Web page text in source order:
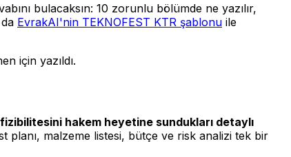
bulacaksın: 10 zorunlu bölümde ne yazılır,
EvrakAI'nin TEKNOFEST KTR şablonu ile
için yazıldı.
hakem heyetine sundukları detaylı
planı, malzeme listesi, bütçe ve risk analizi tek bir